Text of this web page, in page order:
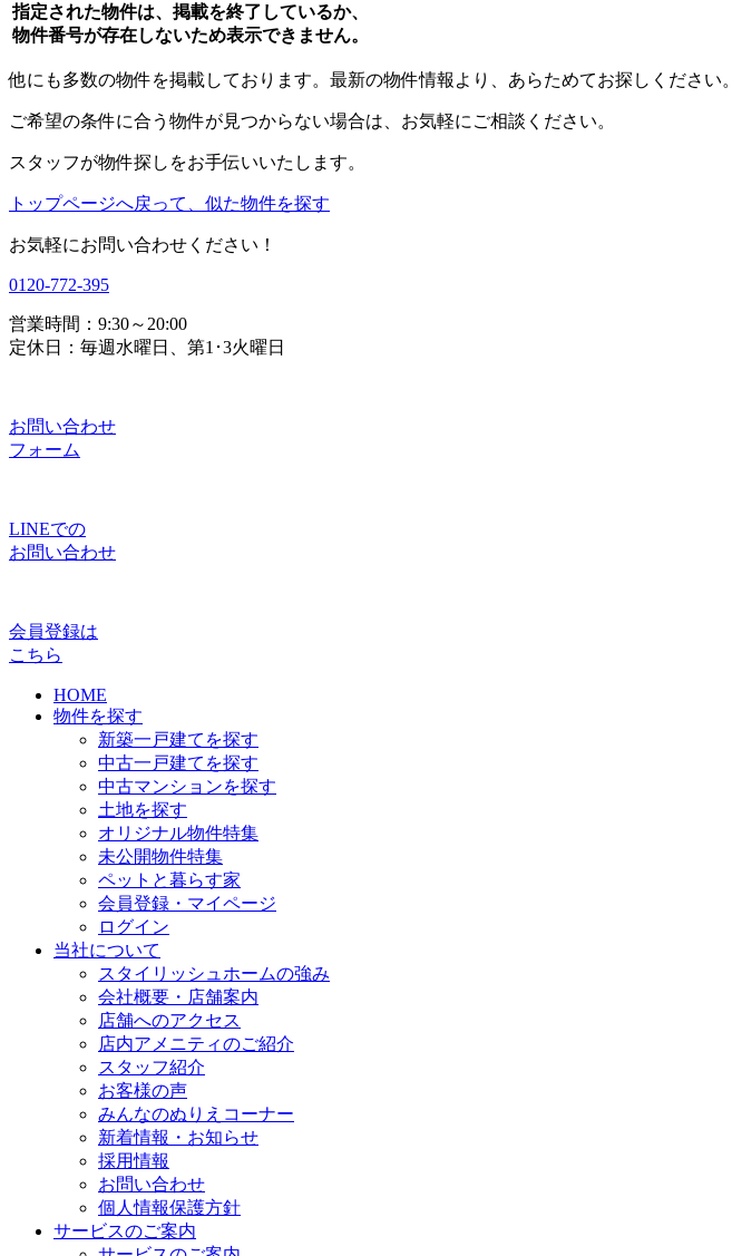
指定された物件は、掲載を終了しているか、
物件番号が存在しないため表示できません。
他にも多数の物件を掲載しております。最新の物件情報より、あらためてお探しください。
ご希望の条件に合う物件が見つからない場合は、お気軽にご相談ください。
スタッフが物件探しをお手伝いいたします。
トップページへ戻って、似た物件を探す
お気軽にお問い合わせください！
0120-772-395
営業時間：9:30～20:00
定休日：毎週水曜日、第1･3火曜日
お問い合わせ
フォーム
LINEでの
お問い合わせ
会員登録は
こちら
HOME
物件を探す
新築一戸建てを探す
中古一戸建てを探す
中古マンションを探す
土地を探す
オリジナル物件特集
未公開物件特集
ペットと暮らす家
会員登録・マイページ
ログイン
当社について
スタイリッシュホームの強み
会社概要・店舗案内
店舗へのアクセス
店内アメニティのご紹介
スタッフ紹介
お客様の声
みんなのぬりえコーナー
新着情報・お知らせ
採用情報
お問い合わせ
個人情報保護方針
サービスのご案内